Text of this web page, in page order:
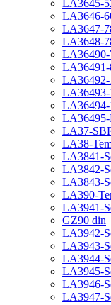
LA3645-
LA3646-
LA3647-
LA3648-
LA36490-
LA36491-
LA36492-
LA36493-
LA36494-
LA36495-
LA37-
LA38-
LA3841-
LA3842-
LA3843-
LA390-
LA3941-
GZ90 din
LA3942-
LA3943-
LA3944-
LA3945-
LA3946-
LA3947-